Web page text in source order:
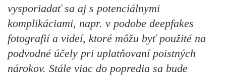
vysporiadať sa aj s potenciálnymi
komplikáciami, napr. v podobe deepfakes
fotografií a videí, ktoré môžu byť použité na
podvodné účely pri uplatňovaní poistných
nárokov. Stále viac do popredia sa bude